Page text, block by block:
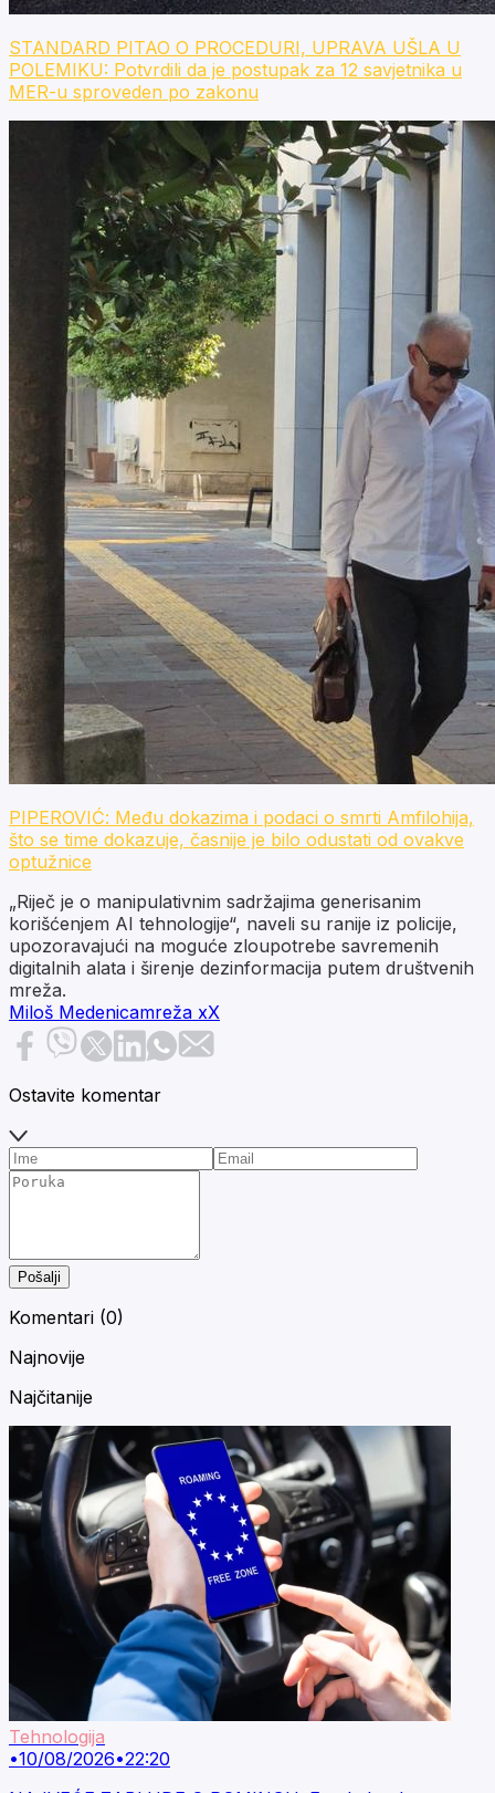
STANDARD PITAO O PROCEDURI, UPRAVA UŠLA U
POLEMIKU: Potvrdili da je postupak za 12 savjetnika u
MER-u sproveden po zakonu
PIPEROVIĆ: Među dokazima i podaci o smrti Amfilohija,
što se time dokazuje, časnije je bilo odustati od ovakve
optužnice
„Riječ je o manipulativnim sadržajima generisanim
korišćenjem AI tehnologije“, naveli su ranije iz policije,
upozoravajući na moguće zloupotrebe savremenih
digitalnih alata i širenje dezinformacija putem društvenih
mreža.
Miloš Medenicamreža xX
Ostavite komentar
Pošalji
Komentari (0)
Najnovije
Najčitanije
Tehnologija
•10/08/2026•22:20